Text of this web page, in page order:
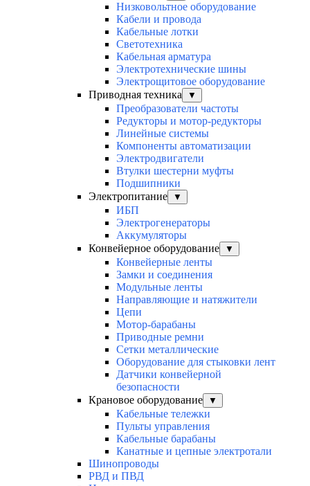
Низковольтное оборудование
Кабели и провода
Кабельные лотки
Светотехника
Кабельная арматура
Электротехнические шины
Электрощитовое оборудование
Приводная техника
▼
Преобразователи частоты
Редукторы и мотор-редукторы
Линейные системы
Компоненты автоматизации
Электродвигатели
Втулки шестерни муфты
Подшипники
Электропитание
▼
ИБП
Электрогенераторы
Аккумуляторы
Конвейерное оборудование
▼
Конвейерные ленты
Замки и соединения
Модульные ленты
Направляющие и натяжители
Цепи
Мотор-барабаны
Приводные ремни
Сетки металлические
Оборудование для стыковки лент
Датчики конвейерной
безопасности
Крановое оборудование
▼
Кабельные тележки
Пульты управления
Кабельные барабаны
Канатные и цепные электротали
Шинопроводы
РВД и ПВД